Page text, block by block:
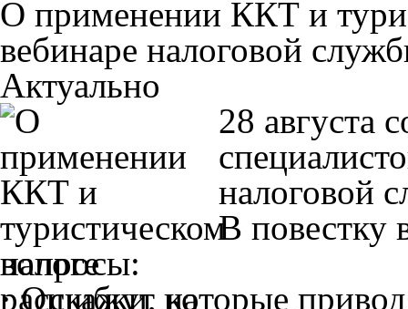
О применении ККТ и
вебинаре налоговой
Актуально
28 августа
налоговой
В повестку
вопросы:
· Ошибки, которые